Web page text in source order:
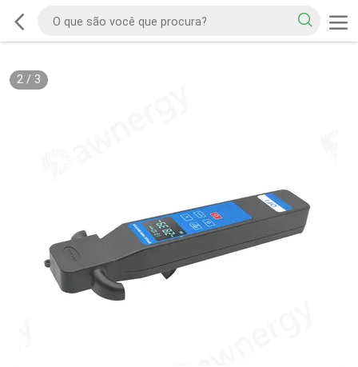
2/ 3